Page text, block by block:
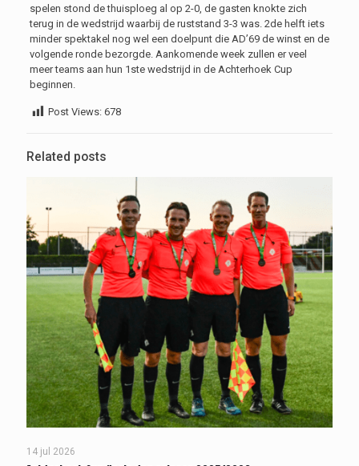
spelen stond de thuisploeg al op 2-0, de gasten knokte zich
terug in de wedstrijd waarbij de ruststand 3-3 was. 2de helft iets
minder spektakel nog wel een doelpunt die AD’69 de winst en de
volgende ronde bezorgde. Aankomende week zullen er veel
meer teams aan hun 1ste wedstrijd in de Achterhoek Cup
beginnen.
Post Views: 678
Related posts
14 jul 2026